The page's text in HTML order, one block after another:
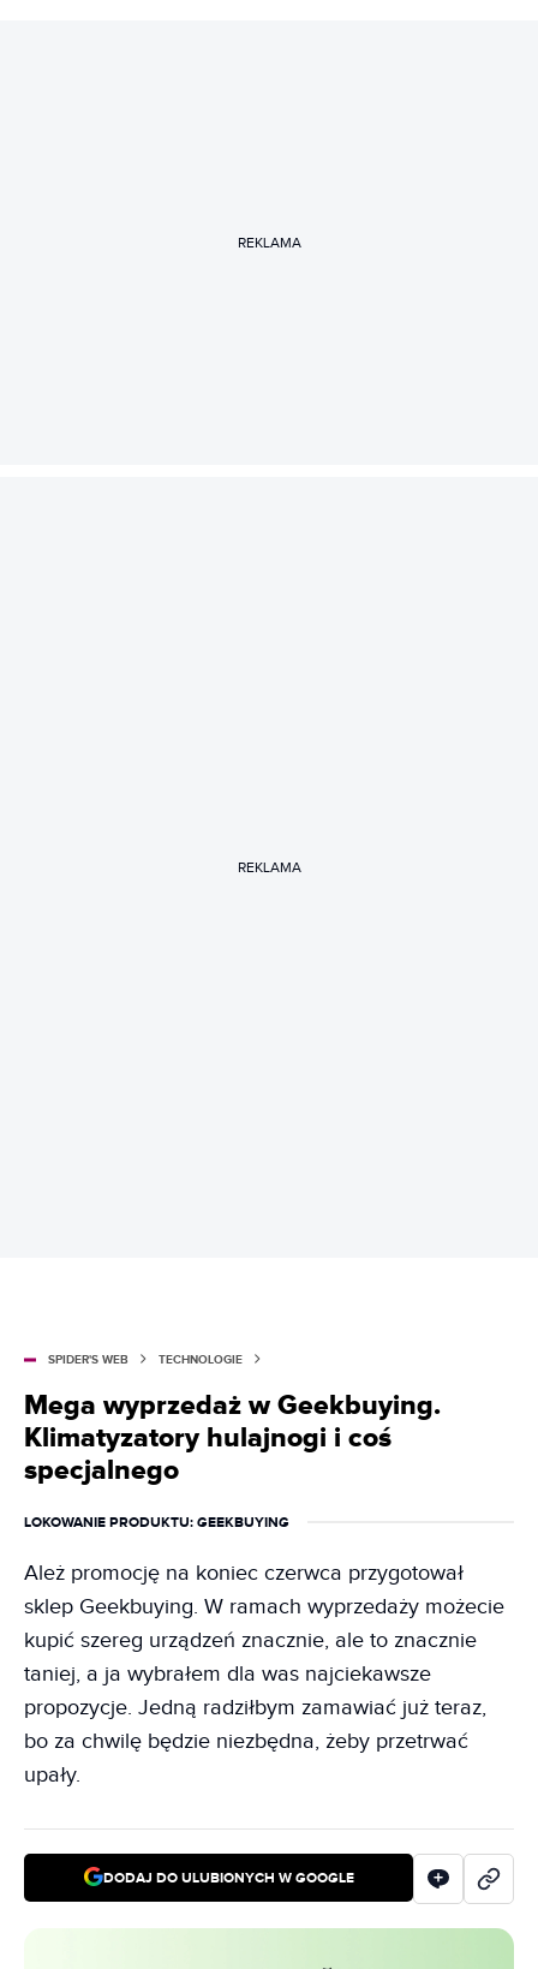
REKLAMA
REKLAMA
SPIDER'S WEB TECHNOLOGIE
Mega wyprzedaż w Geekbuying.
Klimatyzatory hulajnogi i coś
specjalnego
LOKOWANIE PRODUKTU: GEEKBUYING
Ależ promocję na koniec czerwca przygotował
sklep Geekbuying. W ramach wyprzedaży możecie
kupić szereg urządzeń znacznie, ale to znacznie
taniej, a ja wybrałem dla was najciekawsze
propozycje. Jedną radziłbym zamawiać już teraz,
bo za chwilę będzie niezbędna, żeby przetrwać
upały.
DODAJ DO ULUBIONYCH W GOOGLE